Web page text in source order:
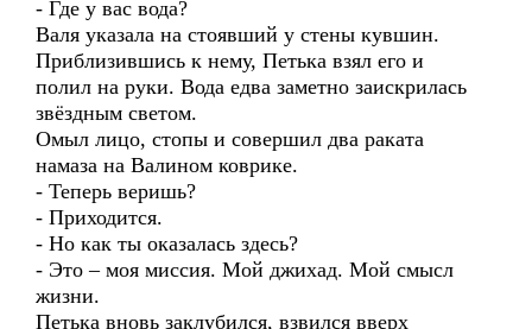
- Где у вас вода?
Валя указала на стоявший у стены кувшин.
Приблизившись к нему, Петька взял его и
полил на руки. Вода едва заметно заискрилась
звёздным светом.
Омыл лицо, стопы и совершил два раката
намаза на Валином коврике.
- Теперь веришь?
- Приходится.
- Но как ты оказалась здесь?
- Это – моя миссия. Мой джихад. Мой смысл
жизни.
Петька вновь заклубился, взвился вверх